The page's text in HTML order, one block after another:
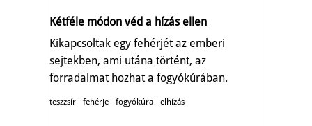
Kétféle módon véd a hízás ellen
Kikapcsoltak egy fehérjét az emberi
sejtekben, ami utána történt, az
forradalmat hozhat a fogyókúrában.
teszzsír fehérje fogyókúra elhízás